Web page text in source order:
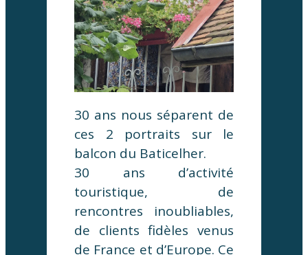
30 ans nous séparent de
ces 2 portraits sur le
balcon du Baticelher.
30 ans d’activité
touristique, de
rencontres inoubliables,
de clients fidèles venus
de France et d’Europe. Ce